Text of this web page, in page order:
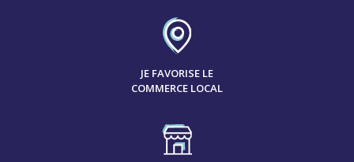
JE FAVORISE LE
COMMERCE LOCAL